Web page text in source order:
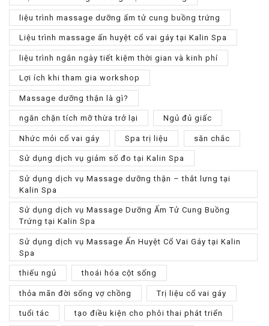
liệu trình massage dưỡng ấm tử cung buồng trứng
Liệu trình massage ấn huyệt cổ vai gáy tại Kalin Spa
liệu trình ngắn ngày tiết kiệm thời gian và kinh phí
Lợi ích khi tham gia workshop
Massage dưỡng thận là gì?
ngăn chặn tích mỡ thừa trở lại Ngủ đủ giấc
Nhức mỏi cổ vai gáy Spa trị liệu săn chắc
Sử dụng dịch vụ giảm số đo tại Kalin Spa
Sử dụng dịch vụ Massage dưỡng thận – thắt lưng tại
Kalin Spa
Sử dụng dịch vụ Massage Dưỡng Ấm Tử Cung Buồng
Trứng tại Kalin Spa
Sử dụng dịch vụ Massage Ấn Huyệt Cổ Vai Gáy tại Kalin
Spa
thiếu ngủ thoái hóa cột sống
thỏa mãn đời sống vợ chồng Trị liệu cổ vai gáy
tuổi tác tạo điều kiện cho phôi thai phát triển